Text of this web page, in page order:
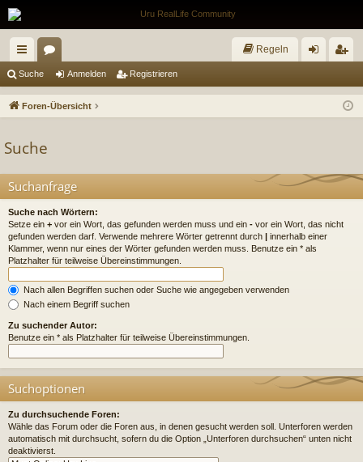
ch
ne
ug
en
Regeln
m ist
Suche Anmelden Registrieren
Foren-Übersicht
Suche
Suchanfrage
Suche nach Wörtern:
Setze ein + vor ein Wort, das gefunden werden muss und ein - vor ein Wort, das nicht
gefunden werden darf. Verwende mehrere Wörter getrennt durch | innerhalb einer
Klammer, wenn nur eines der Wörter gefunden werden muss. Benutze ein * als
Platzhalter für teilweise Übereinstimmungen.
Nach allen Begriffen suchen oder Suche wie angegeben verwenden
Nach einem Begriff suchen
Zu suchender Autor:
Benutze ein * als Platzhalter für teilweise Übereinstimmungen.
Suchoptionen
Zu durchsuchende Foren:
Wähle das Forum oder die Foren aus, in denen gesucht werden soll. Unterforen werden
automatisch mit durchsucht, sofern du die Option „Unterforen durchsuchen“ unten nicht
deaktivierst.